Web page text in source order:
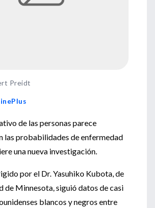
Preidt
de las personas parece
las probabilidades de enfermedad
una nueva investigación.
por el Dr. Yasuhiko Kubota, de
de Minnesota, siguió datos de casi
blancos y negros entre